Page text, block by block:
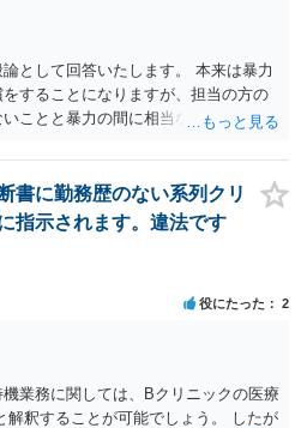
として回答いたします。 本来は暴力
することになりますが、担当の方の
ことと暴力の間に相当な関連性（因
書に勤務歴のない系列クリ
指示されます。違法です
役にたった 2
業務に関しては、Bクリニックの医療
解釈することが可能でしょう。 したが